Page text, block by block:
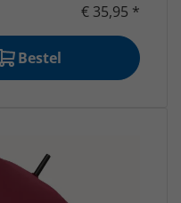
€ 35,95 *
Bestel